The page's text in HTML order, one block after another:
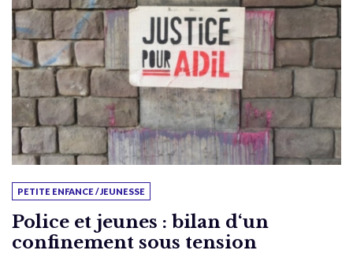
PETITE ENFANCE / JEUNESSE
Police et jeunes : bilan d‘un
confinement sous tension